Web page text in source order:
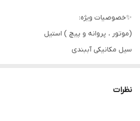
دهانه خروجی ۲ اینچ
وزن
✨خصوصیات ویژه:
(موتور ، پروانه و پیچ ) استيل
سیل مکانیکی آببندی
نظرات